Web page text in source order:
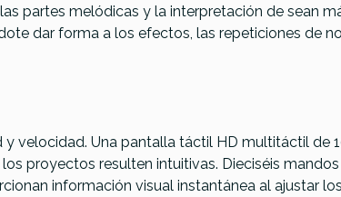
partes melódicas y la interpretación de sean
dar forma a los efectos, las repeticiones de
velocidad. Una pantalla táctil HD multitáctil de
proyectos resulten intuitivas. Dieciséis
información visual instantánea al ajustar